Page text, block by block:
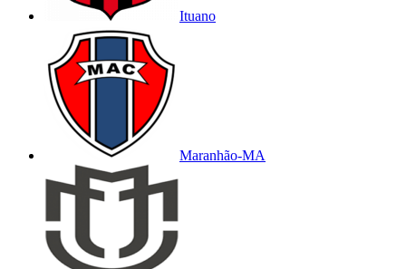
Ituano
Maranhão-MA